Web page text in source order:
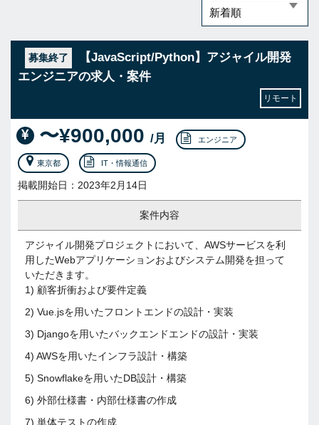
募集終了
【JavaScript/Python】アジャイル開発
エンジニアの求人・案件
リモート
〜¥900,000 /月 エンジニア
東京都 IT・情報通信
掲載開始日：2023年2月14日
案件内容
アジャイル開発プロジェクトにおいて、AWSサービスを利
用したWebアプリケーションおよびシステム開発を担って
いただきます。
1) 顧客折衝および要件定義
2) Vue.jsを用いたフロントエンドの設計・実装
3) Djangoを用いたバックエンドエンドの設計・実装
4) AWSを用いたインフラ設計・構築
5) Snowflakeを用いたDB設計・構築
6) 外部仕様書・内部仕様書の作成
7) 単体テストの作成